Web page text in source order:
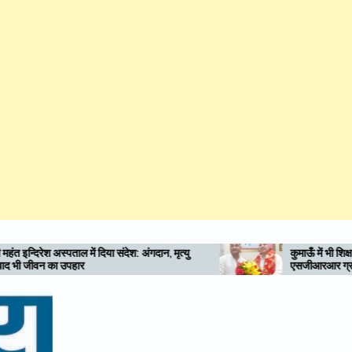
मृत्यु
कुमाऊँ में भी शिक्षा-स्वास्थ्य की नई अलख जगाए
एसजीआरआर ग्रुप: राम सिंह कैड़ा